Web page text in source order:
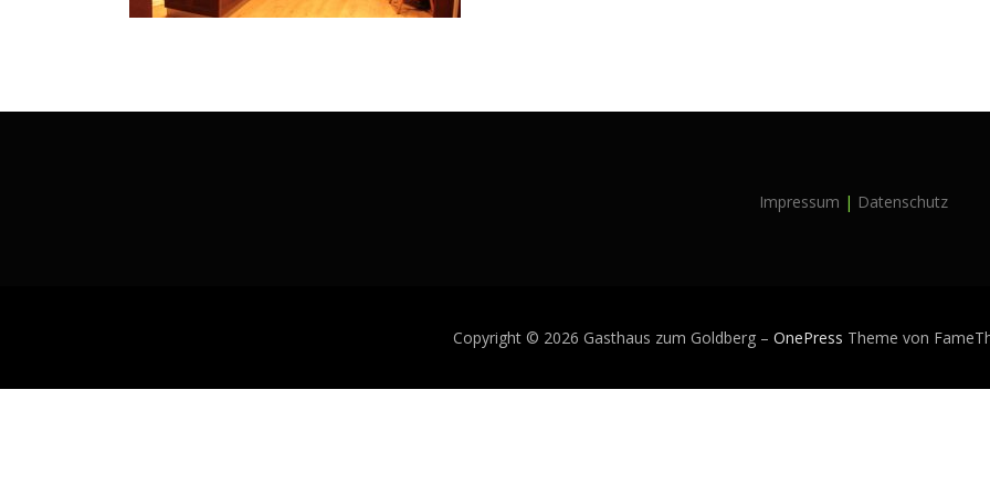
Impressum | Datenschutz
Copyright © 2026 Gasthaus zum Goldberg – OnePress Theme von